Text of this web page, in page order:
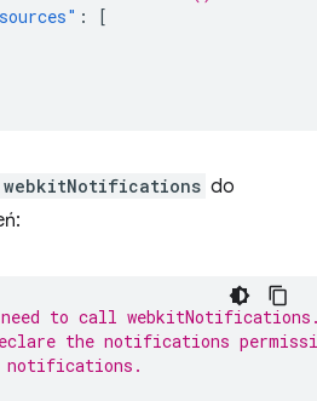
:
[
webkitNotifications do
to call
the notifications
notifications.